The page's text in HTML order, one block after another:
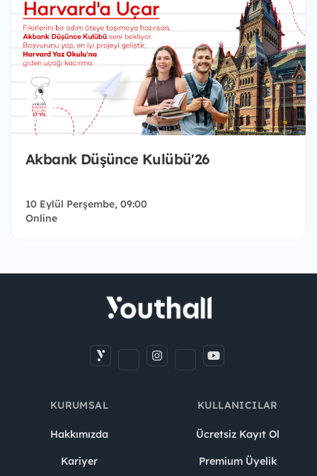
Akbank Düşünce Kulübü'26
10 Eylül Perşembe, 09:00
Online
KURUMSAL
Hakkımızda
Kariyer
KULLANICILAR
Ücretsiz Kayıt Ol
Premium Üyelik